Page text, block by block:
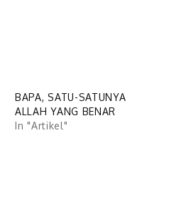
BAPA, SATU-SATUNYA
ALLAH YANG BENAR
In "Artikel"